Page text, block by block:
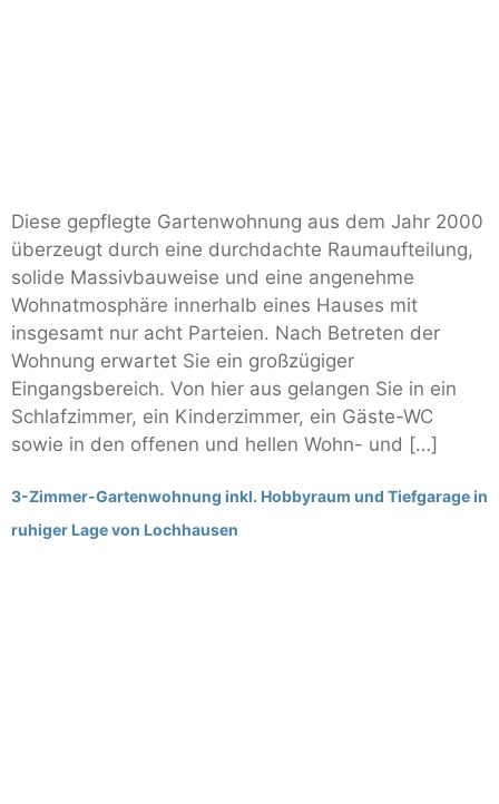
Diese gepflegte Gartenwohnung aus dem Jahr 2000
überzeugt durch eine durchdachte Raumaufteilung,
solide Massivbauweise und eine angenehme
Wohnatmosphäre innerhalb eines Hauses mit
insgesamt nur acht Parteien. Nach Betreten der
Wohnung erwartet Sie ein großzügiger
Eingangsbereich. Von hier aus gelangen Sie in ein
Schlafzimmer, ein Kinderzimmer, ein Gäste-WC
sowie in den offenen und hellen Wohn- und […]
3-Zimmer-Gartenwohnung inkl. Hobbyraum und Tiefgarage in
ruhiger Lage von Lochhausen